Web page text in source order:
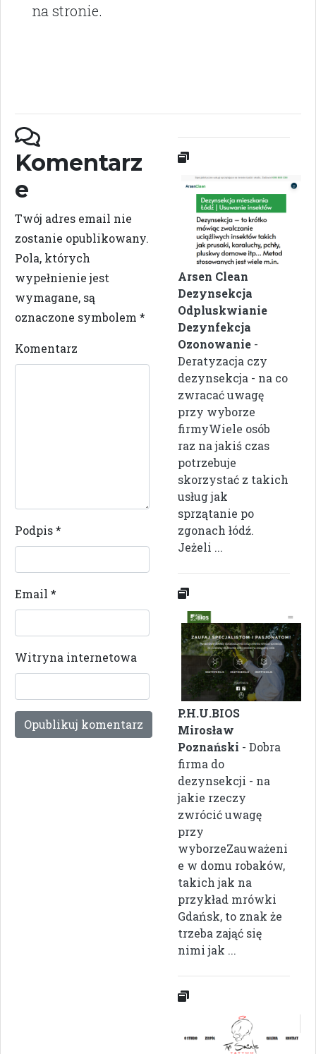
na stronie.
Komentarz
e
Twój adres email nie
zostanie opublikowany.
Pola, których
wypełnienie jest
wymagane, są
oznaczone symbolem *
Komentarz
Podpis*
Email *
Witryna internetowa
Arsen Clean
Dezynsekcja
Odpluskwianie
Dezynfekcja
Ozonowanie -
Deratyzacja czy
dezynsekcja - na co
zwracać uwagę
przy wyborze
firmyWiele osób
raz na jakiś czas
potrzebuje
skorzystać z takich
usług jak
sprzątanie po
zgonach łódź.
Jeżeli ...
P.H.U.BIOS
Mirosław
Poznański - Dobra
firma do
dezynsekcji - na
jakie rzeczy
zwrócić uwagę
przy
wyborzeZauważeni
e w domu robaków,
takich jak na
przykład mrówki
Gdańsk, to znak że
trzeba zająć się
nimi jak ...